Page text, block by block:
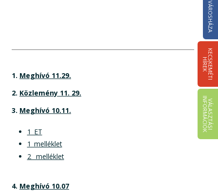
VÁROSHÁZA
K
E
C
S
K
E
M
É
T
I
HÍ
R
E
K
V
Á
L
A
S
Z
T
Á
S
I
IN
F
O
R
M
Á
C
I
Ó
K
1. Meghívó 11.29.
2. Közlemény 11. 29.
3. Meghívó 10.11.
1_ET
1_melléklet
2_ melléklet
4. Meghívó 10.07